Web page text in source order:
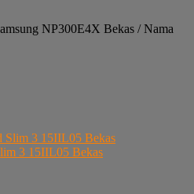
NP300E4X Bekas / Nama
3 15IIL05 Bekas